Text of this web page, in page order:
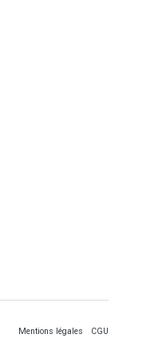
Mentions légales CGU